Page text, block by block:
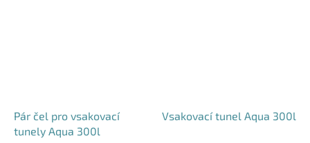
Pár čel pro vsakovací
tunely Aqua 300l
Vsakovací tunel Aqua 300l